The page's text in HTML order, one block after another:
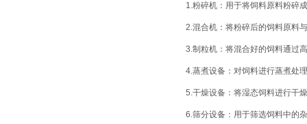
1.粉碎机：用于将饲料原料粉碎
2.混合机：将粉碎后的饲料原料
3.制粒机：将混合好的饲料通过
4.蒸煮设备：对饲料进行蒸煮处
5.干燥设备：将湿态饲料进行干
6.筛分设备：用于筛选饲料中的